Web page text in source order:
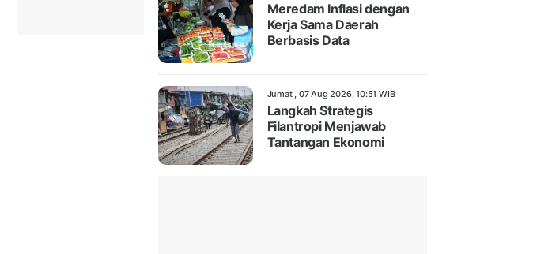
Meredam Inflasi dengan
Kerja Sama Daerah
Berbasis Data
Jumat , 07 Aug 2026, 10:51 WIB
Langkah Strategis
Filantropi Menjawab
Tantangan Ekonomi